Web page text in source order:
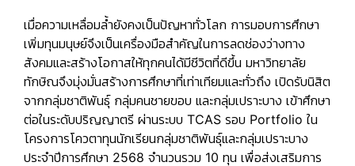
เมื่อความเหลื่อมล้ำยังคงเป็นปัญหาทั่วโลก การมอบการศึกษา
เพิ่มทุนมนุษย์จึงเป็นเครื่องมือสำคัญในการลดช่องว่างทาง
สังคมและสร้างโอกาสให้ทุกคนได้มีชีวิตที่ดีขึ้น มหาวิทยาลัย
ทักษิณจึงมุ่งมั่นสร้างการศึกษาที่เท่าเทียมและทั่วถึง เปิดรับนิสิต
จากกลุ่มชาติพันธุ์ กลุ่มคนชายขอบ และกลุ่มเปราะบาง เข้าศึกษา
ต่อในระดับปริญญาตรี ผ่านระบบ TCAS รอบ Portfolio ใน
โครงการโควตาทุนนักเรียนกลุ่มชาติพันธุ์และกลุ่มเปราะบาง
ประจำปีการศึกษา 2568 จำนวนรวม 10 ทุน เพื่อส่งเสริมการ